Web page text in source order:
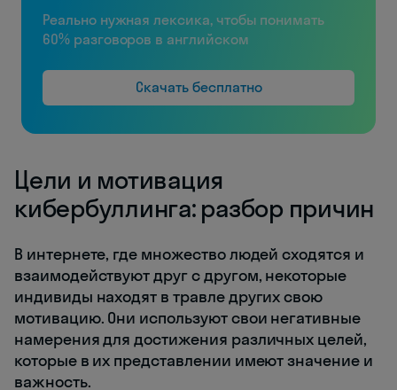
Реально нужная лексика, чтобы понимать
60% разговоров в английском
Скачать бесплатно
Цели и мотивация
кибербуллинга: разбор причин
В интернете, где множество людей сходятся и
взаимодействуют друг с другом, некоторые
индивиды находят в травле других свою
мотивацию. Они используют свои негативные
намерения для достижения различных целей,
которые в их представлении имеют значение и
важность.